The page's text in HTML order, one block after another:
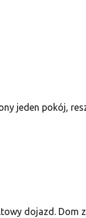
jeden pokój,
dojazd. Dom